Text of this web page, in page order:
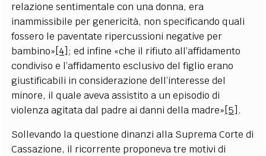
relazione sentimentale con una donna, era
inammissibile per genericità, non specificando quali
fossero le paventate ripercussioni negative per
bambino» [4] ; ed infine «che il rifiuto all’affidamento
condiviso e l’affidamento esclusivo del figlio erano
giustificabili in considerazione dell’interesse del
minore, il quale aveva assistito a un episodio di
violenza agitata dal padre ai danni della madre» [5] .
Sollevando la questione dinanzi alla Suprema Corte di
Cassazione, il ricorrente proponeva tre motivi di